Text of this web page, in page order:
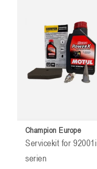
Champion Europe
Servicekit for 92001i
serien